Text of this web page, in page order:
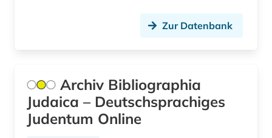
allgemeine kulturwissenschaft (1)
allgemeine medizinische datenbank (3)
Zur Datenbank
Archiv Bibliographia
Judaica – Deutschsprachiges
Judentum Online